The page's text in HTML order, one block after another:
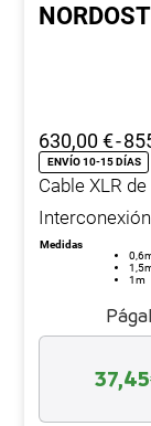
630,00€-
ENVÍO 10-15 DÍAS
Cable XLR
Medidas
1m
37,45